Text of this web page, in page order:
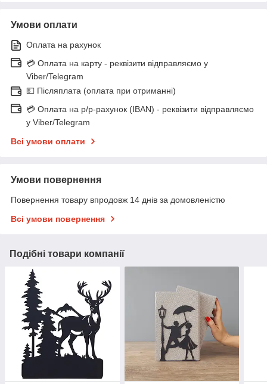
Умови оплати
Оплата на рахунок
💳 Оплата на карту - реквізити відправляємо у
Viber/Telegram
💵 Післяплата (оплата при отриманні)
💳 Оплата на р/р-рахунок (IBAN) - реквізити відправляємо
у Viber/Telegram
Всі умови оплати
Умови повернення
Повернення товару впродовж 14 днів за домовленістю
Всі умови повернення
Подібні товари компанії